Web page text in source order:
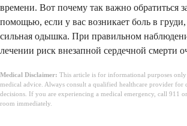
времени. Вот почему так важно обратиться
помощью, если у вас возникает боль в
сильная одышка. При правильном
лечении риск внезапной сердечной смерти
Medical Disclaimer: This article is for informational purposes
medical advice. Always consult a qualified healthcare provider for
decisions. If you are experiencing a medical emergency, call 911
room immediately.